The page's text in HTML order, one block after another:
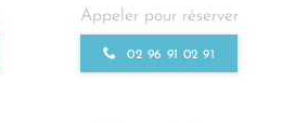
Appeler pour réserver
02 96 91 02 91